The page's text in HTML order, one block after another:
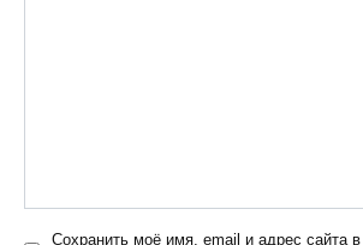
Сохранить моё имя, email и адрес сайта